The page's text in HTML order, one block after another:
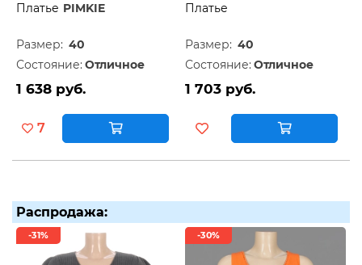
Платье PIMKIE
Размер: 40
Состояние: Отличное
1 638 руб.
7
Платье
Размер: 40
Состояние: Отличное
1 703 руб.
Распродажа:
-31% -30%